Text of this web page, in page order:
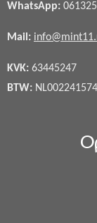
WhatsApp:
Mail:
KVK: 63445247
BTW: